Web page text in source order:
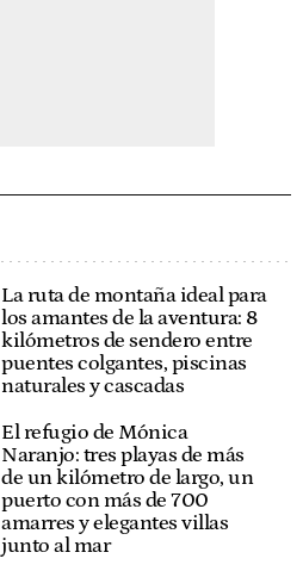
La ruta de montaña ideal para
los amantes de la aventura: 8
kilómetros de sendero entre
puentes colgantes, piscinas
naturales y cascadas
El refugio de Mónica
Naranjo: tres playas de más
de un kilómetro de largo, un
puerto con más de 700
amarres y elegantes villas
junto al mar